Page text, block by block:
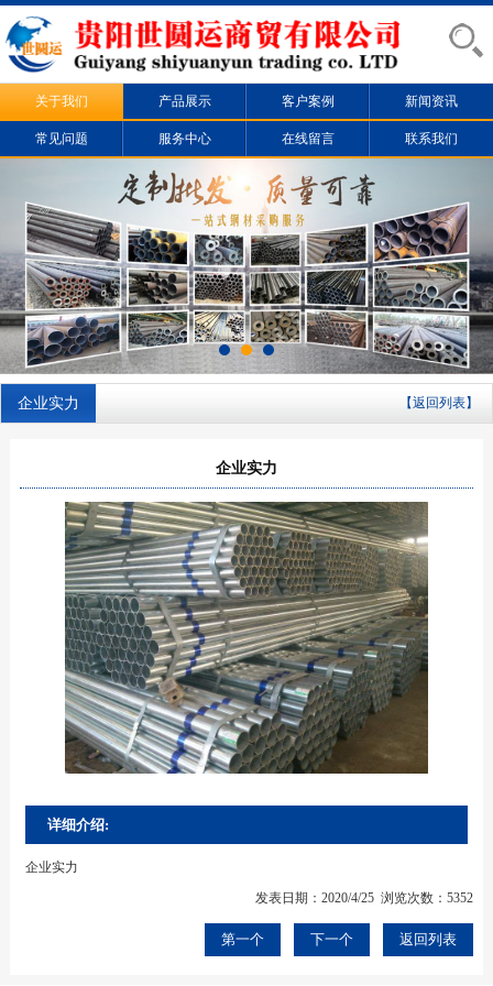
关于我们 产品展示 客户案例 新闻资讯
常见问题 服务中心 在线留言 联系我们
企业实力 【返回列表】
企业实力
详细介绍:
企业实力
发表日期：2020/4/25 浏览次数：5352
第一个 下一个 返回列表